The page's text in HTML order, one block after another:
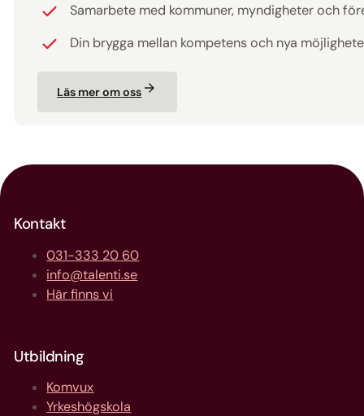
Samarbete med kommuner, myndigheter och
Din brygga mellan kompetens och nya
Läs mer om oss
Kontakt
031-333 20 60
info@talenti.se
Här finns vi
Utbildning
Komvux
Yrkeshögskola